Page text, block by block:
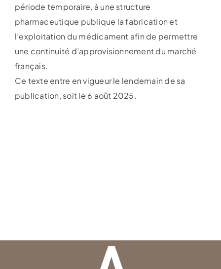
période temporaire, à une structure
pharmaceutique publique la fabrication et
l’exploitation du médicament afin de permettre
une continuité d’approvisionnement du marché
français.
Ce texte entre en vigueur le lendemain de sa
publication, soit le 6 août 2025.